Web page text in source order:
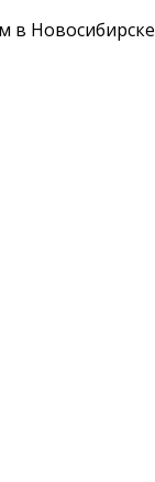
в Новосибирске